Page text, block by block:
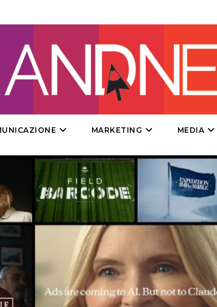
TV
RICERCHE
PREVISIONI/
NORMATIVE
TREND
CASE HISTORY
MARKETING MEDIA